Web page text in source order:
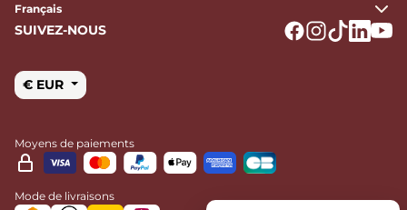
Français
SUIVEZ-NOUS
€ EUR
Moyens de paiements
Mode de livraisons